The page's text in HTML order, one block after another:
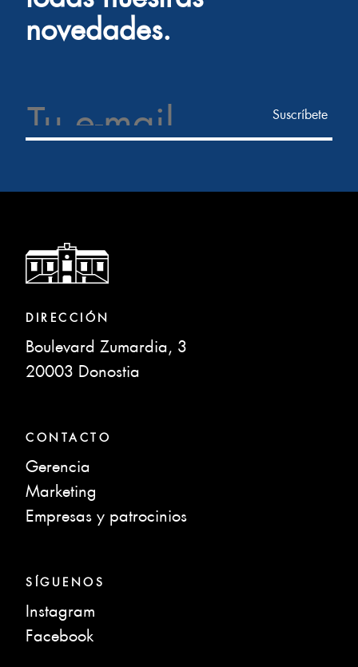
novedades.
DIRECCIÓN
Boulevard Zumardia, 3
20003 Donostia
CONTACTO
Gerencia
Marketing
Empresas y patrocinios
SÍGUENOS
Instagram
Facebook